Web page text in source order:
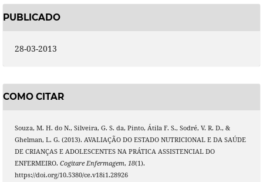
PUBLICADO
28-03-2013
COMO CITAR
Souza, M. H. do N., Silveira, G. S. da, Pinto, Átila F. S., Sodré, V. R. D., &
Ghelman, L. G. (2013). AVALIAÇÃO DO ESTADO NUTRICIONAL E DA SAÚDE
DE CRIANÇAS E ADOLESCENTES NA PRÁTICA ASSISTENCIAL DO
ENFERMEIRO. Cogitare Enfermagem, 18(1).
https://doi.org/10.5380/ce.v18i1.28926